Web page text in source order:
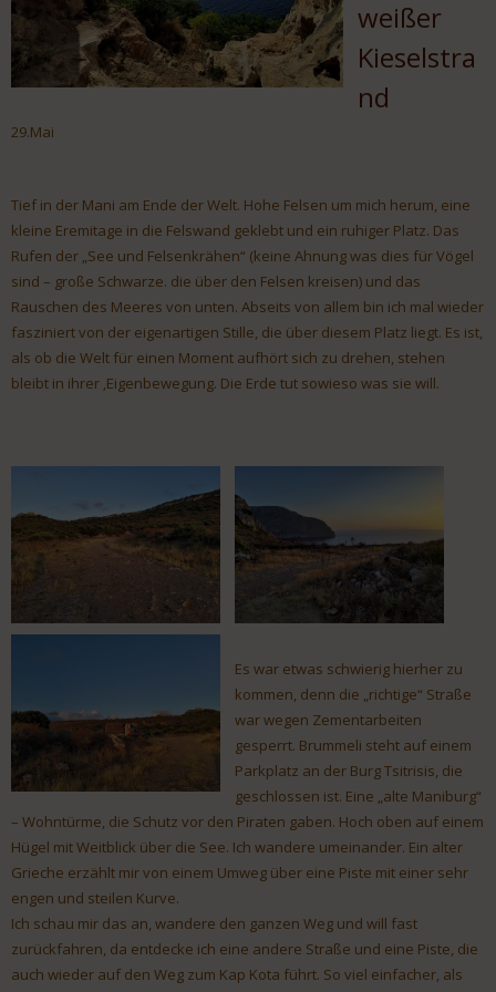
weißer
Kieselstra
nd
29.Mai
Tief in der Mani am Ende der Welt. Hohe Felsen um mich herum, eine
kleine Eremitage in die Felswand geklebt und ein ruhiger Platz. Das
Rufen der „See und Felsenkrähen“ (keine Ahnung was dies für Vögel
sind – große Schwarze. die über den Felsen kreisen) und das
Rauschen des Meeres von unten. Abseits von allem bin ich mal wieder
fasziniert von der eigenartigen Stille, die über diesem Platz liegt. Es ist,
als ob die Welt für einen Moment aufhört sich zu drehen, stehen
bleibt in ihrer ‚Eigenbewegung. Die Erde tut sowieso was sie will.
Es war etwas schwierig hierher zu
kommen, denn die „richtige“ Straße
war wegen Zementarbeiten
gesperrt. Brummeli steht auf einem
Parkplatz an der Burg Tsitrisis, die
geschlossen ist. Eine „alte Maniburg“
– Wohntürme, die Schutz vor den Piraten gaben. Hoch oben auf einem
Hügel mit Weitblick über die See. Ich wandere umeinander. Ein alter
Grieche erzählt mir von einem Umweg über eine Piste mit einer sehr
engen und steilen Kurve.
Ich schau mir das an, wandere den ganzen Weg und will fast
zurückfahren, da entdecke ich eine andere Straße und eine Piste, die
auch wieder auf den Weg zum Kap Kota führt. So viel einfacher, als